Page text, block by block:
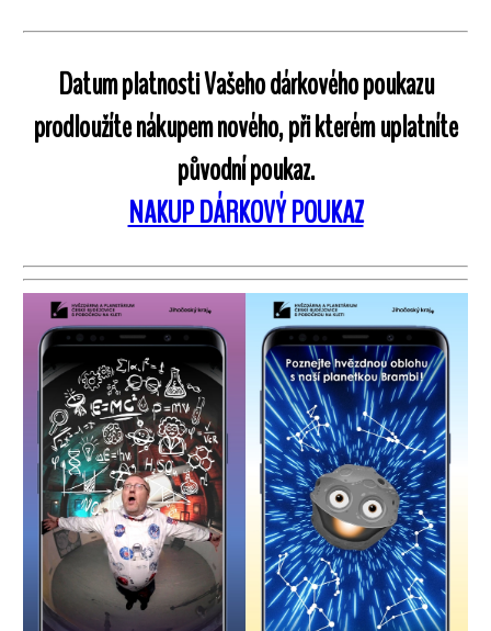
Datum platnosti Vašeho dárkového poukazu
prodloužíte nákupem nového, při kterém uplatníte
původní poukaz.
NAKUP DÁRKOVÝ POUKAZ